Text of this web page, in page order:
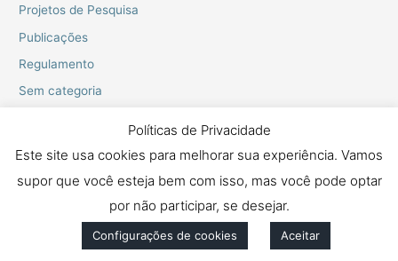
Projetos de Pesquisa
Publicações
Regulamento
Sem categoria
Copyright © 2026 Mestrado e Doutorado em Proteção dos Direitos
Fundamentais
Política de Privacidade
Políticas de Privacidade
Este site usa cookies para melhorar sua experiência. Vamos
supor que você esteja bem com isso, mas você pode optar
por não participar, se desejar.
Configurações de cookies Aceitar